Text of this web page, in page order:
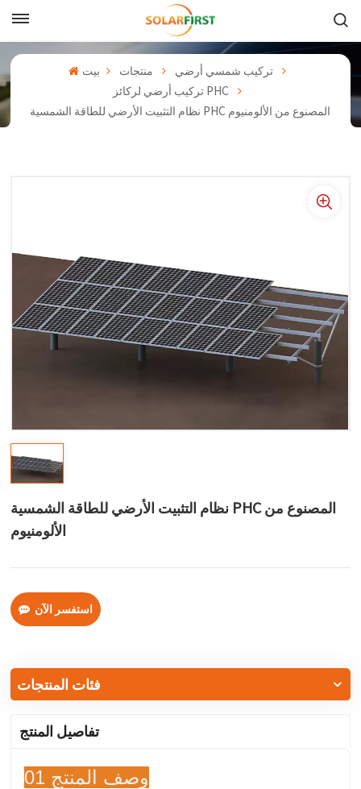
Português
بيت منتجات
تركيب شمسي أرضي
تركيب أرضي لركائز PHC
نظام التثبيت الأرضي للطاقة الشمسية PHC المصنوع من الألومنيوم
نظام التثبيت الأرضي للطاقة الشمسية PHC المصنوع من
الألومنيوم
استفسر الآن
فئات المنتجات
تفاصيل المنتج
01 وصف المنتج